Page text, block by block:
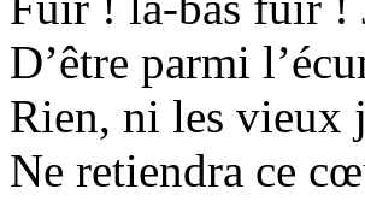
D’être parmi
Rien, ni les vieux
Ne retiendra ce